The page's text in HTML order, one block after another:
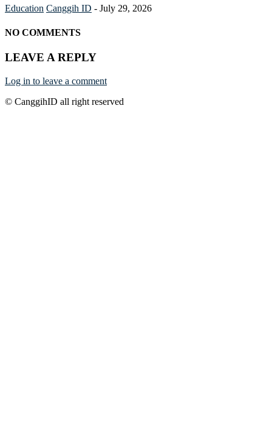
Education Canggih ID - July 29, 2026
NO COMMENTS
LEAVE A REPLY
Log in to leave a comment
© CanggihID all right reserved